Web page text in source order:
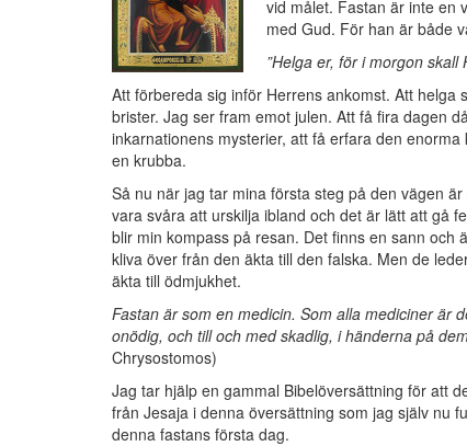
vid målet. Fastan är inte en
med Gud. För han är både
”Helga er, för i morgon skall
Att förbereda sig inför Herrens ankomst. Att helga
brister. Jag ser fram emot julen. Att få fira dagen
inkarnationens mysterier, att få erfara den
en krubba.
Så nu när jag tar mina första steg på den vägen
vara svåra att urskilja ibland och det är lätt att gå
blir min kompass på resan. Det finns en sann och
kliva över från den äkta till den falska. Men de
äkta till ödmjukhet.
Fastan är som en medicin. Som alla mediciner är
onödig, och till och med skadlig, i händerna på
Chrysostomos)
Jag tar hjälp en gammal Bibelöversättning för att
från Jesaja i denna översättning som jag själv nu
denna fastans första dag.